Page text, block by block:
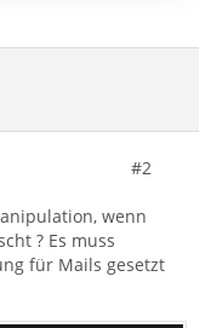
#2
wenn
? Es muss
für Mails gesetzt